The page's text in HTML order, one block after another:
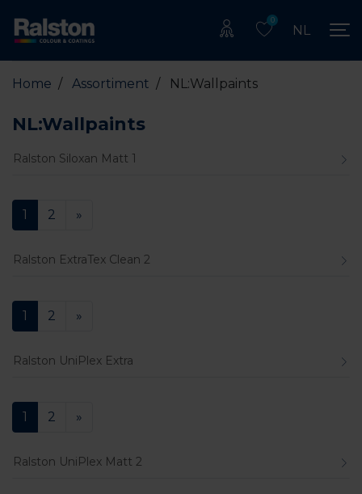
0
NL
Home / Assortiment / NL:Wallpaints
NL:Wallpaints
Ralston Siloxan Matt 1
1 2 »
Ralston ExtraTex Clean 2
1 2 »
Ralston UniPlex Extra
1 2 »
Ralston UniPlex Matt 2